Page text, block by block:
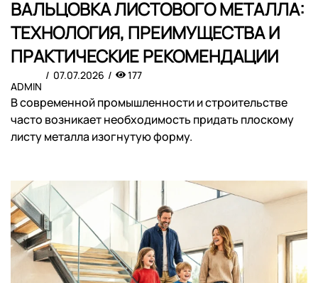
ВАЛЬЦОВКА ЛИСТОВОГО МЕТАЛЛА:
ТЕХНОЛОГИЯ, ПРЕИМУЩЕСТВА И
ПРАКТИЧЕСКИЕ РЕКОМЕНДАЦИИ
ADMIN
07.07.2026 177
В современной промышленности и строительстве
часто возникает необходимость придать плоскому
листу металла изогнутую форму.